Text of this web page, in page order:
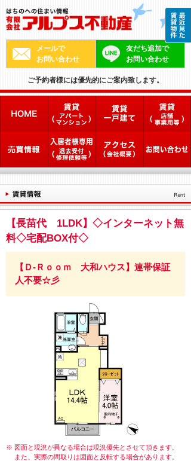
メールで
お問い合わせ
友だち追加で
お問い合わせ
ご予約者様には優先的にご案内致します。
【長苗代 1LDK】◇インターネット無
料◇宅配BOX付◇
【Ｄ-Ｒｏｏｍ 大和ハウス】連帯保証
人不要☆彡
※ 図面と現況が異なる場合は現況優先とさせて頂きます。
また、実際の間取りは図面と反転する場合があります。